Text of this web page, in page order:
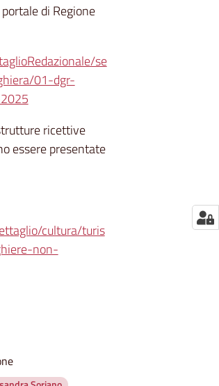
di Regione
se
01-dgr-
ricettive
essere presentate
cultura/turis
non-